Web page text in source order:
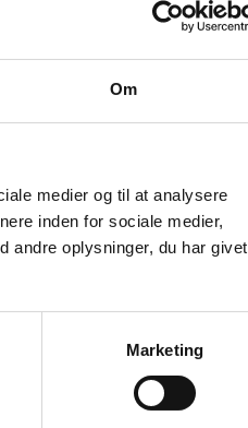
Om
medier og til at analysere
inden for sociale medier,
andre oplysninger, du har givet
Marketing